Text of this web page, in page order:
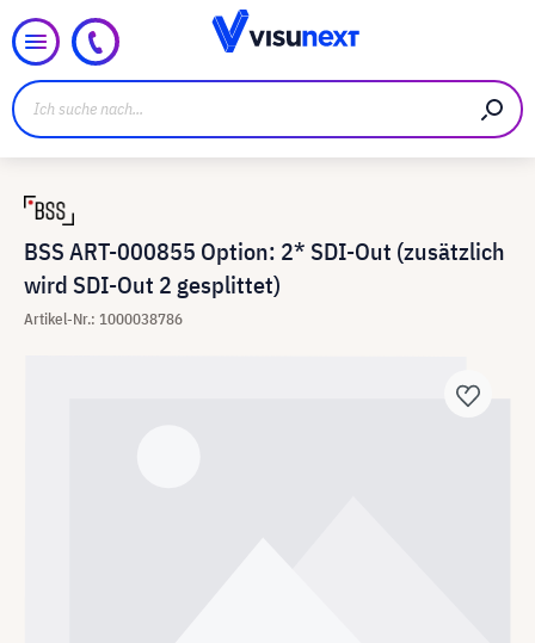
BSS ART-000855 Option: 2* SDI-Out (zusätzlich
wird SDI-Out 2 gesplittet)
Artikel-Nr.: 1000038786